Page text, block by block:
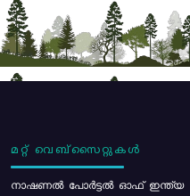
മറ്റ് വെബ്സൈറ്റുകൾ
നാഷണൽ പോർട്ടൽ ഓഫ് ഇന്ത്യ